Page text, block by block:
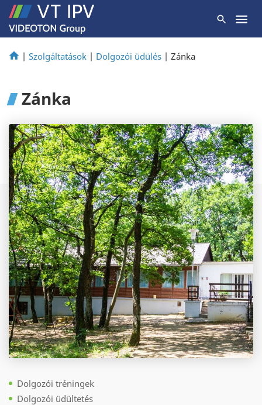
| Szolgáltatások | Dolgozói üdülés | Zánka
Zánka
Dolgozói tréningek
Dolgozói üdültetés